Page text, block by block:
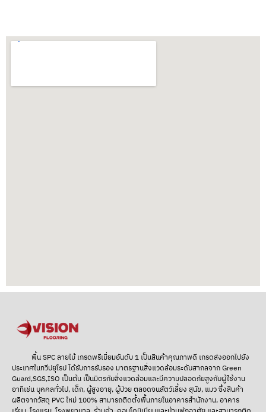
พื้น SPC ลายไม้ เกรดพรีเมี่ยมอันดับ 1 เป็นสินค้าคุณภาพดี เกรดส่งออกไปยัง
ประเทศในทวีปยุโรป ได้รับการรับรอง มาตรฐานสิ่งแวดล้อมระดับสากลจาก Green
Guard,SGS,ISO เป็นต้น เป็นมิตรกับสิ่งแวดล้อมและมีความปลอดภัยสูงกับผู้ใช้งาน
อาทิเช่น บุคคลทั่วไป, เด็ก, ผู้สูงอายุ, ผู้ป่วย ตลอดจนสัตว์เลี้ยง สุนัข, แมว ซึ่งสินค้า
ผลิตจากวัสดุ PVC ใหม่ 100% สามารถติดตั้งพื้นภายในอาคารสำนักงาน, อาคาร